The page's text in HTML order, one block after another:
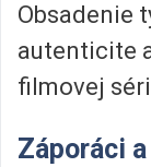
Obsadenie
autenticite
filmovej
Záporáci